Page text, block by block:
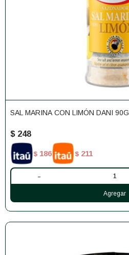
SAL MARINA CON LIMÓN DANI 90G
$ 248
$ 186 $ 211
-